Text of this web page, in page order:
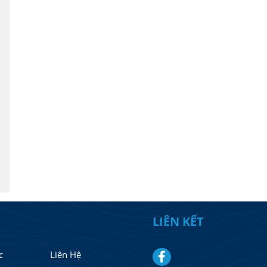
Liên Hệ
LIÊN KẾT